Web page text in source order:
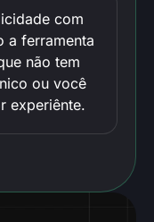
com
a ferramenta
não tem
ou você
experiênte.